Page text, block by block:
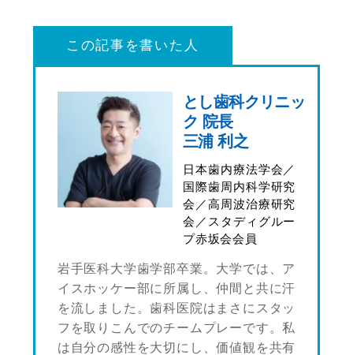
この記事を書いた人
とし歯科クリニッ
ク 院長
三浦 利之
日本歯内療法学会／
国際歯周内科学研究
会／高周波治療研究
会／スタディグルー
プ赤坂会会員
岩手医科大学歯学部卒業。大学では、ア
イスホッケー部に所属し、仲間と共に汗
を流しました。歯科医院はまさにスタッ
フを取りこんでのチームプレーです。私
は自分の感性を大切にし、価値観を共有